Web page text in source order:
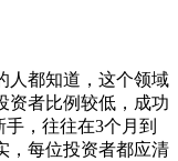
人都知道，这个领域
资者比例较低，成功
，往往在3个月到
，每位投资者都应清